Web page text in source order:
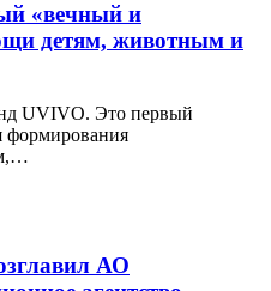
«вечный и
детям, животным и
UVIVO. Это первый
формирования
АО